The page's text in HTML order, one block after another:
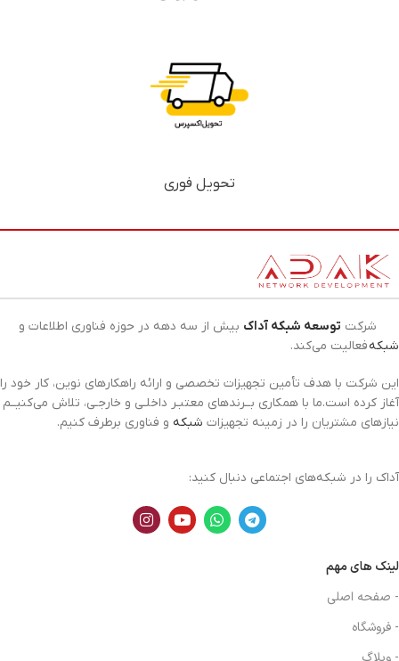
تحویل فوری
شرکت توسعه شبکه آداک بیش از سه دهه در حوزه فناوری اطلاعات و
شبکهفعالیت می‌کند.
این شرکت با هدف تأمین تجهیزات تخصصی و ارائه راهکارهای نوین، کار خود را
آغاز کرده است.ما با همکاری بــرندهای معتبـر داخلـی و خارجـی، تلاش می‌کنیــم
نیازهای مشتریان را در زمینه تجهیزات شبکه و فناوری برطرف کنیم.
آداک را در شبکه‌های اجتماعی دنبال کنید:
لینک های مهم
- صفحه اصلی
- فروشگاه